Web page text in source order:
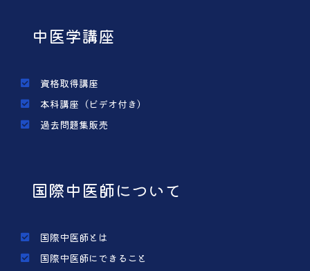
中医学講座
資格取得講座
本科講座（ビデオ付き）
過去問題集販売
国際中医師について
国際中医師とは
国際中医師にできること